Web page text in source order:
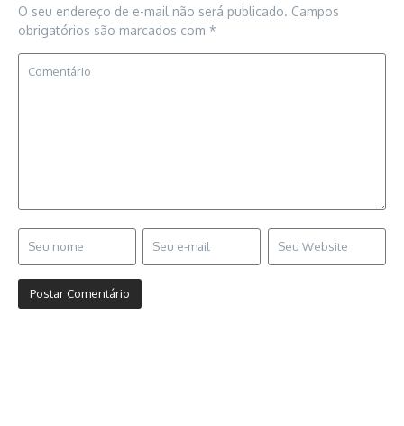
O seu endereço de e-mail não será publicado. Campos
obrigatórios são marcados com *